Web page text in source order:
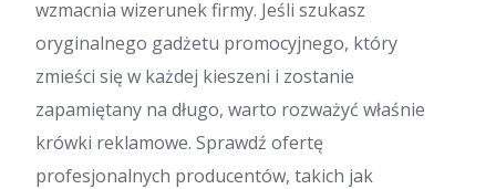
wzmacnia wizerunek firmy. Jeśli szukasz
oryginalnego gadżetu promocyjnego, który
zmieści się w każdej kieszeni i zostanie
zapamiętany na długo, warto rozważyć właśnie
krówki reklamowe. Sprawdź ofertę
profesjonalnych producentów, takich jak